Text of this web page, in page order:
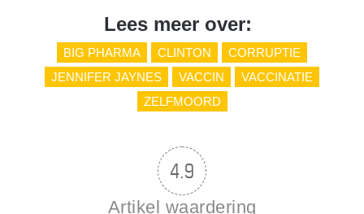
Lees meer over:
BIG PHARMA CLINTON
CORRUPTIE
JENNIFER JAYNES
VACCIN
VACCINATIE
ZELFMOORD
4.9
Artikel waardering